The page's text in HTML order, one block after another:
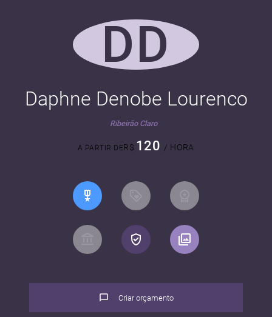
DD
Daphne Denobe Lourenco
Ribeirão Claro
A PARTIR DER$ 120 / HORA
Criar orçamento